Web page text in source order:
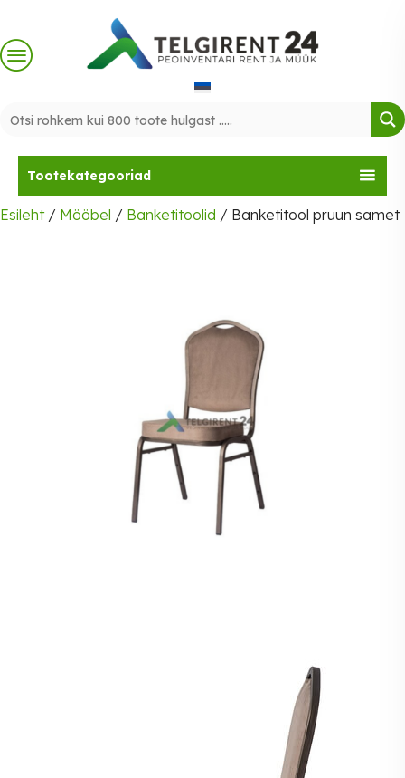
content
Tootekategooriad
Esileht/ Mööbel / Banketitoolid / Banketitool pruun samet